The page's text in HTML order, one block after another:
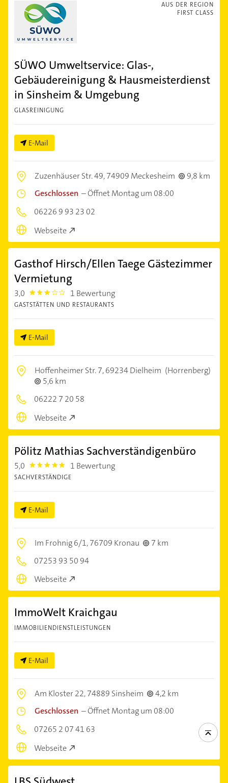
AUS DER REGION
FIRST CLASS
SÜWO Umweltservice: Glas-,
Gebäudereinigung & Hausmeisterdienst
in Sinsheim & Umgebung
GLASREINIGUNG
E-Mail
Zuzenhäuser Str. 49,74909 Meckesheim
9,8 km
Geschlossen –Öffnet Montag um 08:00
06226 9 93 23 02
Webseite
Gasthof Hirsch/Ellen Taege Gästezimmer
Vermietung
3,0 3.0 1 Bewertung
GASTSTÄTTEN UND RESTAURANTS
E-Mail
Hoffenheimer Str. 7,69234 Dielheim (Horrenberg)
5,6 km
06222 7 20 58
Webseite
Pölitz Mathias Sachverständigenbüro
5,0 5.0 1 Bewertung
SACHVERSTÄNDIGE
E-Mail
Im Frohnig 6/1,76709 Kronau
7 km
07253 93 50 94
Webseite
ImmoWelt Kraichgau
IMMOBILIENDIENSTLEISTUNGEN
E-Mail
Am Kloster 22,74889 Sinsheim
4,2 km
Geschlossen –Öffnet Montag um 08:00
07265 2 07 41 63
Webseite